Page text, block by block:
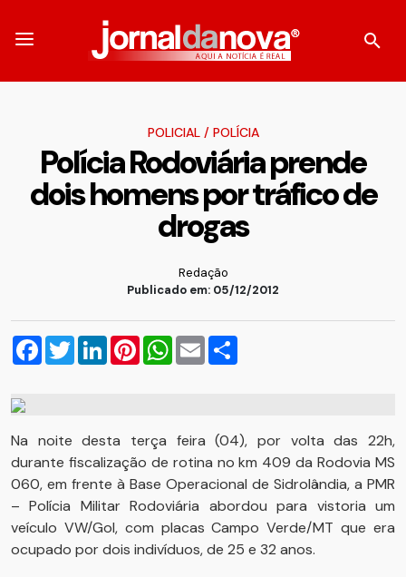
POLICIAL/ POLÍCIA
Polícia Rodoviária prende
dois homens por tráfico de
drogas
Redação
Publicado em: 05/12/2012
Facebook
TwitterLinkedInPinterestWhatsApp
Email
Na noite desta terça feira (04), por volta das 22h,
durante fiscalização de rotina no km 409 da Rodovia MS
060, em frente à Base Operacional de Sidrolândia, a PMR
– Polícia Militar Rodoviária abordou para vistoria um
veículo VW/Gol, com placas Campo Verde/MT que era
ocupado por dois indivíduos, de 25 e 32 anos.